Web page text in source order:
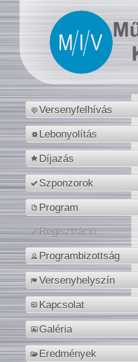
Versenyfelhívás
Lebonyolítás
Díjazás
Szponzorok
Program
Regisztráció
Programbizottság
Versenyhelyszín
Kapcsolat
Galéria
Eredmények